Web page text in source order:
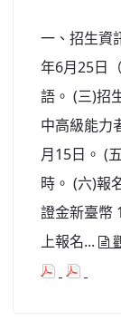
一、招生資
年6月25日
語。 (三)招
中高級能力
月15日。 (
時。 (六)報
證金新臺幣
上報名...